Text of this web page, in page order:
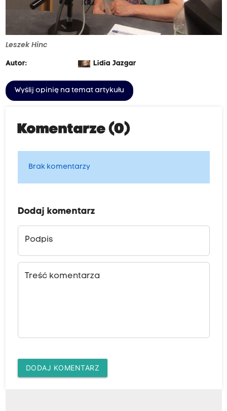
Leszek Hinc
Autor: Lidia Jazgar
Wyślij opinię na temat artykułu
Komentarze (0)
Brak komentarzy
Dodaj komentarz
Podpis
Treść komentarza
DODAJ KOMENTARZ